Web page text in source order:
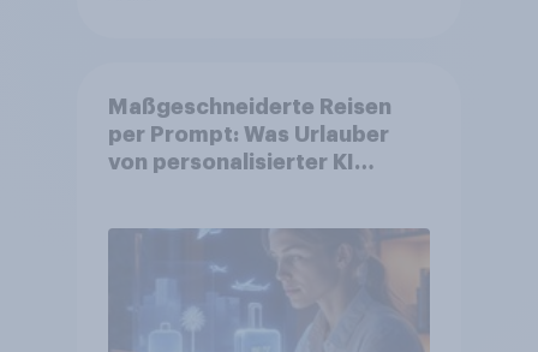
Maßgeschneiderte Reisen
per Prompt: Was Urlauber
von personalisierter KI
bereits genutzt werden